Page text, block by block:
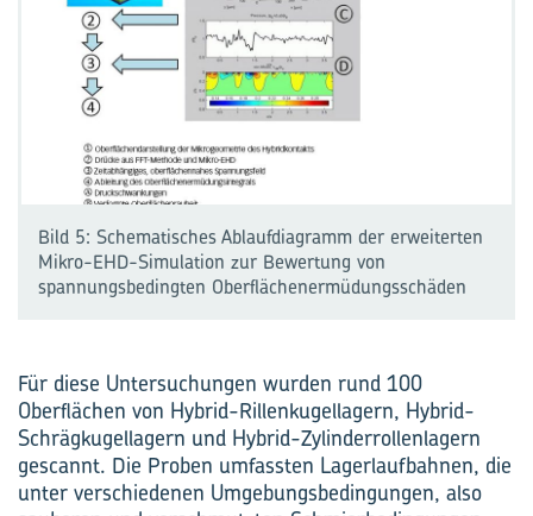
Bild 5: Schematisches Ablaufdiagramm der erweiterten
Mikro-EHD-Simulation zur Bewertung von
spannungsbedingten Oberflächenermüdungsschäden
Für diese Untersuchungen wurden rund 100
Oberflächen von Hybrid-Rillenkugellagern, Hybrid-
Schrägkugellagern und Hybrid-Zylinderrollenlagern
gescannt. Die Proben umfassten Lagerlaufbahnen, die
unter verschiedenen Umgebungsbedingungen, also